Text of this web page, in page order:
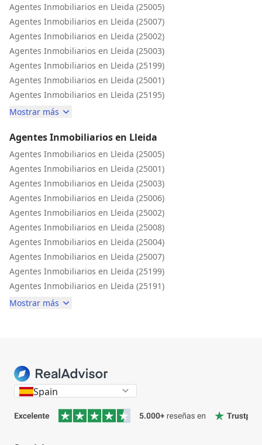
Agentes Inmobiliarios en Lleida (25005)
Agentes Inmobiliarios en Lleida (25007)
Agentes Inmobiliarios en Lleida (25002)
Agentes Inmobiliarios en Lleida (25003)
Agentes Inmobiliarios en Lleida (25199)
Agentes Inmobiliarios en Lleida (25001)
Agentes Inmobiliarios en Lleida (25195)
Mostrar más
Agentes Inmobiliarios en Lleida
Agentes Inmobiliarios en Lleida (25005)
Agentes Inmobiliarios en Lleida (25001)
Agentes Inmobiliarios en Lleida (25003)
Agentes Inmobiliarios en Lleida (25006)
Agentes Inmobiliarios en Lleida (25002)
Agentes Inmobiliarios en Lleida (25008)
Agentes Inmobiliarios en Lleida (25004)
Agentes Inmobiliarios en Lleida (25007)
Agentes Inmobiliarios en Lleida (25199)
Agentes Inmobiliarios en Lleida (25191)
Mostrar más
Spain